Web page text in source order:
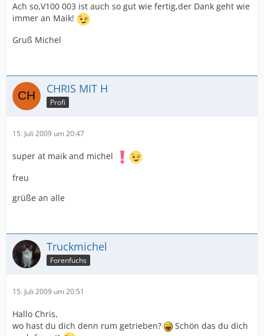
Ach so,V100 003 ist auch so gut wie fertig,der Dank geht wie
immer an Maik!
Gruß Michel
CHRIS MIT H
Profi
15. Juli 2009 um 20:47
super at maik and michel
freu
grüße an alle
Truckmichel
Forenfuchs
15. Juli 2009 um 20:51
Hallo Chris,
wo hast du dich denn rum getrieben?
Schön das du dich